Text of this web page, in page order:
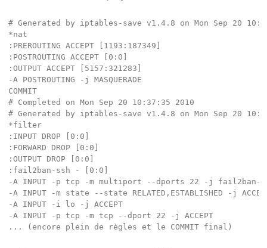
# Generated by iptables-save v1.4.8 on Mon Sep 20
*nat
:PREROUTING ACCEPT [1193:187349]
:POSTROUTING ACCEPT [0:0]
:OUTPUT ACCEPT [5157:321283]
-A POSTROUTING -j MASQUERADE
COMMIT
# Completed on Mon Sep 20 10:37:35 2010
# Generated by iptables-save v1.4.8 on Mon Sep 20
*filter
:INPUT DROP [0:0]
:FORWARD DROP [0:0]
:OUTPUT DROP [0:0]
:fail2ban-ssh - [0:0]
-A INPUT -p tcp -m multiport --dports 22 -j fail2ban-
-A INPUT -m state --state RELATED,ESTABLISHED -j
-A INPUT -i lo -j ACCEPT
-A INPUT -p tcp -m tcp --dport 22 -j ACCEPT